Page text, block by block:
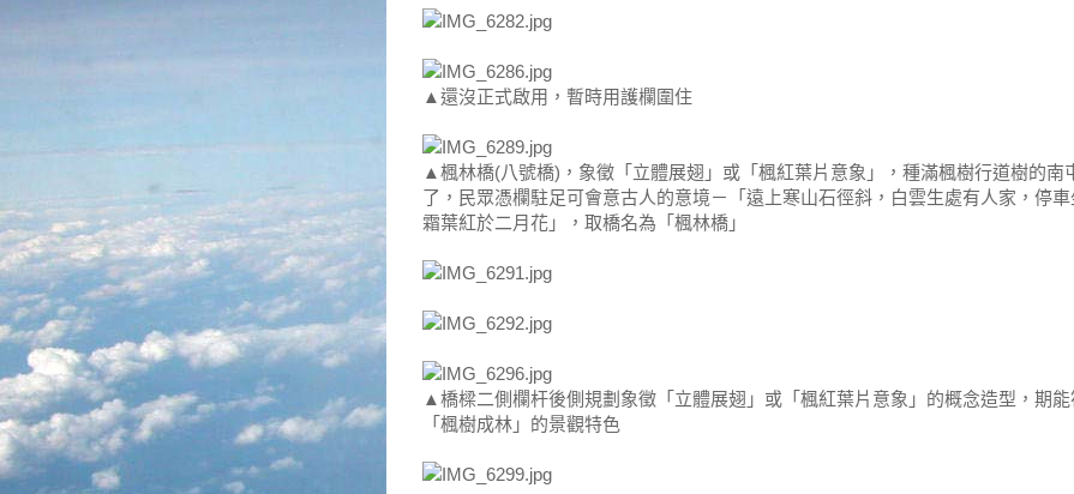
▲還沒正式啟用，暫時用護欄圍住
▲楓林橋(八號橋)，象徵「立體展翅」或「楓紅葉片意象」，種滿楓樹行道樹的南
了，民眾憑欄駐足可會意古人的意境－「遠上寒山石徑斜，白雲生處有人家，停車
霜葉紅於二月花」，取橋名為「楓林橋」
▲橋樑二側欄杆後側規劃象徵「立體展翅」或「楓紅葉片意象」的概念造型，期能
「楓樹成林」的景觀特色